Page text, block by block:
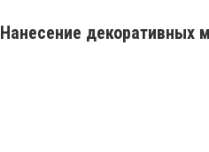
Нанесение декоративных